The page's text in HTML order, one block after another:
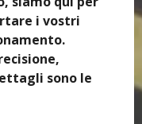
i vostri
sono le